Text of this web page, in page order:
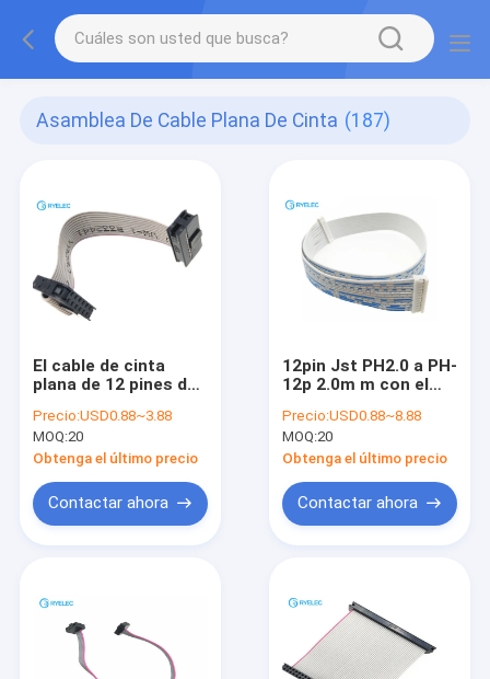
Asamblea De Cable Plana De Cinta (187)
El cable de cinta
plana de 12 pines de
Precio:USD0.88~3.88
MOQ:20
Obtenga el último precio
Contactar ahora
12pin Jst PH2.0 a PH-
12p 2.0m m con el
del telar de AWM
UL2468 24awg
Precio:USD0.88~8.88
MOQ:20
Obtenga el último precio
Contactar ahora